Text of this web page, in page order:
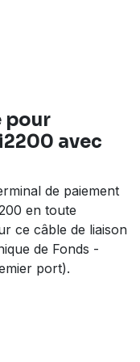
pour
avec
de paiement
en toute
ce câble de liaison
de Fonds -
port).